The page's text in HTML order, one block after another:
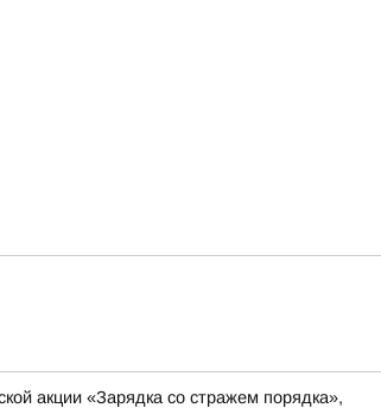
акции «Зарядка со стражем порядка»,